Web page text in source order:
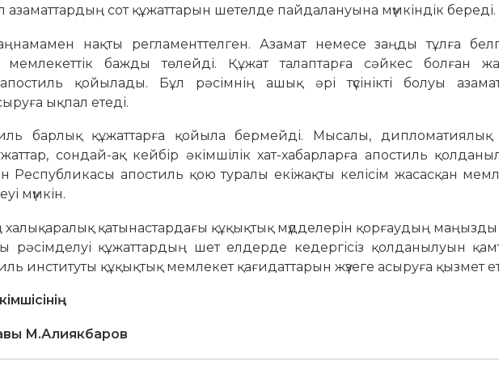
сот құжаттарын шетелде пайдалануына мүмкіндік береді.
нақты регламенттелген. Азамат немесе заңды тұлға
мемлекеттік бажды төлейді. Құжат талаптарға сәйкес болған
қойылады. Бұл рәсімнің ашық әрі түсінікті болуы
ықпал етеді.
барлық құжаттарға қойыла бермейді. Мысалы, дипломатиялық
сондай-ақ кейбір әкімшілік хат-хабарларға апостиль
Республикасы апостиль қою туралы екіжақты келісім жасасқан
мүмкін.
халықаралық қатынастардағы құқықтық мүдделерін қорғаудың
құжаттардың шет елдерде кедергісіз қолданылуын
институты құқықтық мемлекет қағидаттарын жүзеге асыруға қызмет
М.Алиякбаров